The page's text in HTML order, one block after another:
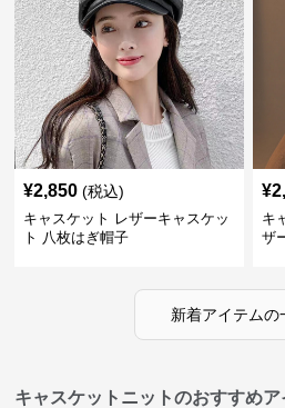
¥2,850 (税込)
キャスケット レザーキャスケッ
ト 八枚はぎ帽子
¥
キ
ザ
新着アイテムの
キャスケットニットのおすすめア